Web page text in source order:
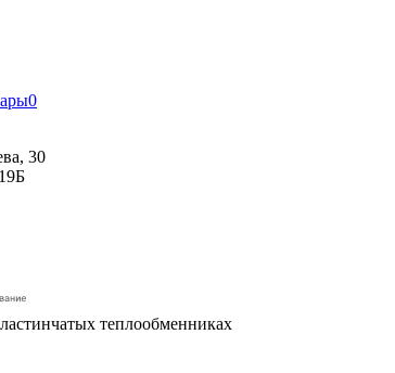
0
30
теплообменниках